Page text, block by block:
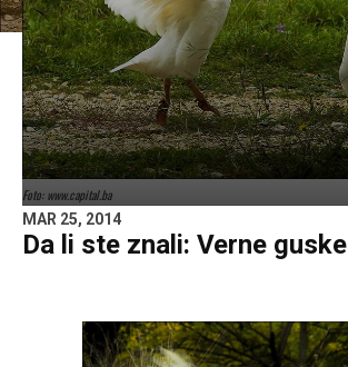
Foto: www.capital.ba
MAR 25, 2014
Da li ste znali: Verne guske